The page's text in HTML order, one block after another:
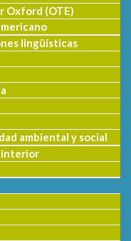
Oxford (OTE)
lingüísticas
ambiental y social
interior